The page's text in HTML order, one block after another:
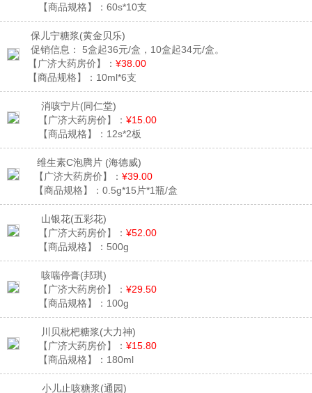
【商品规格】： 60s*10支
保儿宁糖浆(黄金贝乐)
促销信息：
5盒起36元/盒，10盒起34元/盒。
【广济大药房价】： ¥38.00
【商品规格】： 10ml*6支
消咳宁片(同仁堂)
【广济大药房价】： ¥15.00
【商品规格】： 12s*2板
维生素C泡腾片 (海德威)
【广济大药房价】： ¥39.00
【商品规格】： 0.5g*15片*1瓶/盒
山银花(五彩花)
【广济大药房价】： ¥52.00
【商品规格】： 500g
咳喘停膏(邦琪)
【广济大药房价】： ¥29.50
【商品规格】： 100g
川贝枇杷糖浆(大力神)
【广济大药房价】： ¥15.80
【商品规格】： 180ml
小儿止咳糖浆(通园)